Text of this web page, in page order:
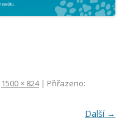
1500 × 824| Přiřazeno:
Další →